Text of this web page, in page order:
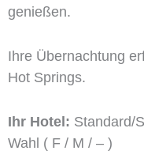
genießen.
Ihre Übernachtung
Hot Springs.
Ihr Hotel: Standard/
Wahl ( F / M / – )